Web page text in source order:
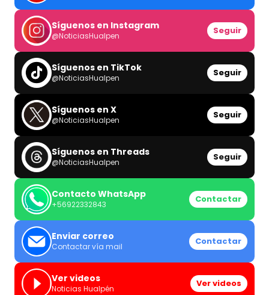
Síguenos en Instagram
@NoticiasHualpen Seguir
Síguenos en TikTok
@NoticiasHualpen Seguir
Síguenos en X
@NoticiasHualpen Seguir
Síguenos en Threads
@NoticiasHualpen Seguir
Contacto WhatsApp
+56922332843 Contactar
Enviar correo
Contactar vía mail Contactar
Ver videos
Noticias Hualpén Ver videos